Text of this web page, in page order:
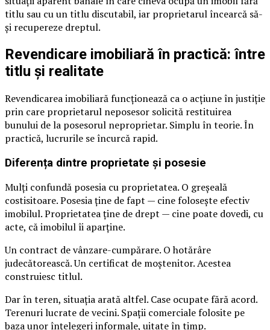
titlu sau cu un titlu discutabil, iar proprietarul încearcă să-
și recupereze dreptul.
Revendicare imobiliară în practică: între
titlu și realitate
Revendicarea imobiliară funcționează ca o acțiune în justiție
prin care proprietarul neposesor solicită restituirea
bunului de la posesorul neproprietar. Simplu în teorie. În
practică, lucrurile se încurcă rapid.
Diferența dintre proprietate și posesie
Mulți confundă posesia cu proprietatea. O greșeală
costisitoare. Posesia ține de fapt — cine folosește efectiv
imobilul. Proprietatea ține de drept — cine poate dovedi, cu
acte, că imobilul îi aparține.
Un contract de vânzare-cumpărare. O hotărâre
judecătorească. Un certificat de moștenitor. Acestea
construiesc titlul.
Dar în teren, situația arată altfel. Case ocupate fără acord.
Terenuri lucrate de vecini. Spații comerciale folosite pe
baza unor înțelegeri informale, uitate în timp.